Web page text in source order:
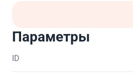
Параметры
ID